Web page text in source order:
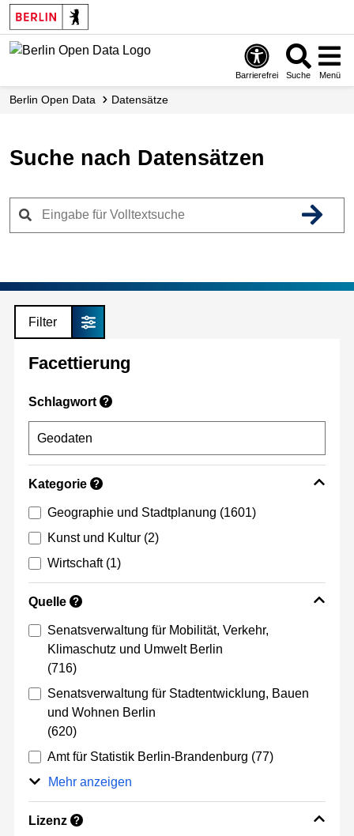
Skip
to
main
Barrierefrei Suche Menü
Berlin Open Data Datensätze
Suche nach Datensätzen
Filter
Facettierung
Schlagwort ?
Kategorie ?
Geographie und Stadtplanung (1601)
Kunst und Kultur (2)
Wirtschaft (1)
Quelle ?
Senatsverwaltung für Mobilität, Verkehr,
Klimaschutz und Umwelt Berlin
(716)
Senatsverwaltung für Stadtentwicklung, Bauen
und Wohnen Berlin
(620)
Amt für Statistik Berlin-Brandenburg (77)
Mehr anzeigen
Lizenz ?